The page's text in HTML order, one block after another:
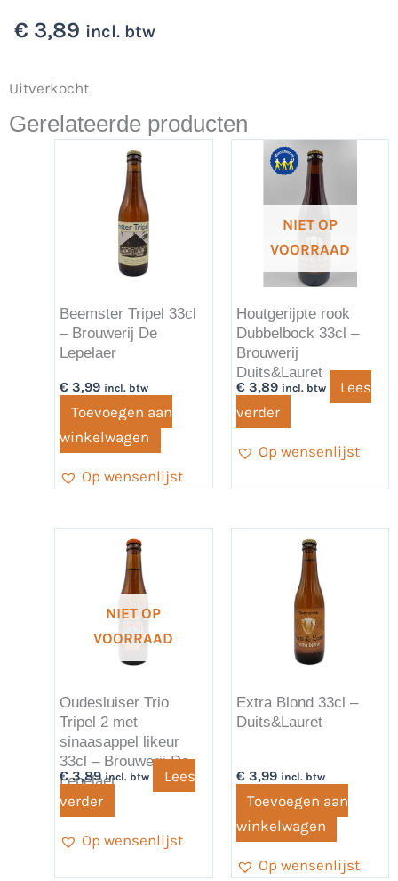
€ 3,89 incl. btw
Uitverkocht
Gerelateerde producten
Beemster Tripel 33cl
– Brouwerij De
Lepelaer
€ 3,99 incl. btw
Toevoegen aan
winkelwagen
Op wensenlijst
NIET OP
VOORRAAD
Houtgerijpte rook
Dubbelbock 33cl –
Brouwerij
Duits&Lauret
€3,89 incl. btw
Lees
verder
Op wensenlijst
NIET OP
VOORRAAD
Oudesluiser Trio
Tripel 2 met
sinaasappel likeur
33cl – Brouwerij De
Lepelaer
€3,89 incl. btw
Lees
verder
Op wensenlijst
Extra Blond 33cl –
Duits&Lauret
€3,99 incl. btw
Toevoegen aan
winkelwagen
Op wensenlijst